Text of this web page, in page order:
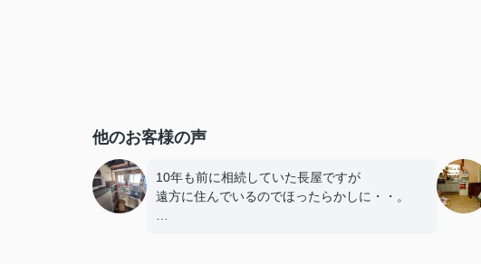
他のお客様の声
10年も前に相続していた長屋ですが
遠方に住んでいるのでほったらかしに・・。